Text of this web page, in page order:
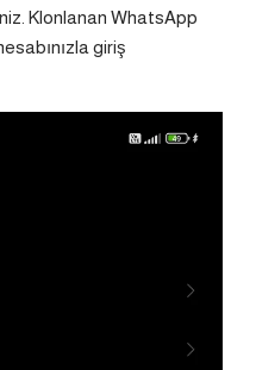
Klonlanan WhatsApp
giriş